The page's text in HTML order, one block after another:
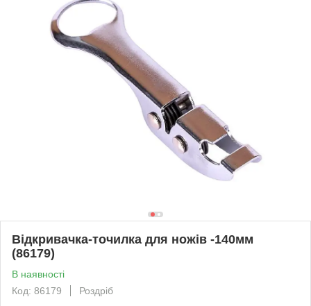
Відкривачка-точилка для ножів -140мм
(86179)
В наявності
Код: 86179
Роздріб